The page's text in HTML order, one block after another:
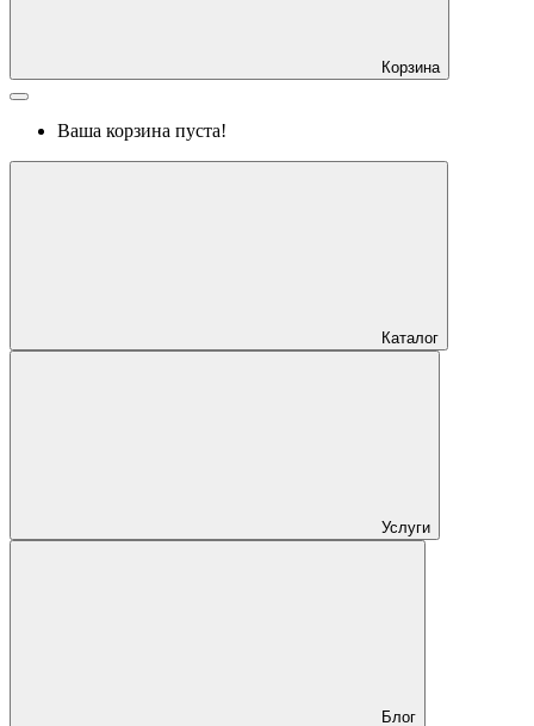
Корзина
Ваша корзина пуста!
Каталог
Услуги
Блог